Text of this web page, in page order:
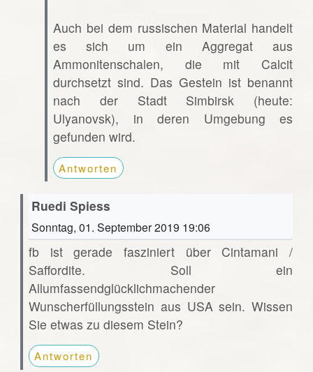
Auch bei dem russischen Material handelt
es sich um ein Aggregat aus
Ammonitenschalen, die mit Calcit
durchsetzt sind. Das Gestein ist benannt
nach der Stadt Simbirsk (heute:
Ulyanovsk), in deren Umgebung es
gefunden wird.
Antworten
Ruedi Spiess
Sonntag, 01. September 2019 19:06
fb ist gerade fasziniert über Cintamani /
Saffordite. Soll ein
Allumfassendglücklichmachender
Wunscherfüllungsstein aus USA sein. Wissen
Sie etwas zu diesem Stein?
Antworten